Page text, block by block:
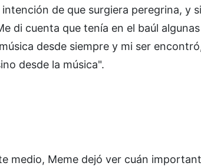
de que surgiera peregrina,
di cuenta que tenía en el baúl
desde siempre y mi ser
desde la música".
medio, Meme dejó ver cuán